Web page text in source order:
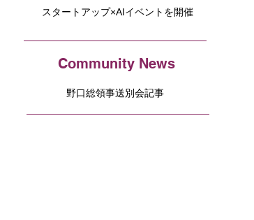
スタートアップ×AIイベントを開催
Community News
野口総領事送別会記事